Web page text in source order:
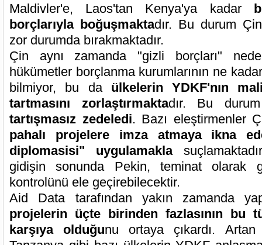
Maldivler'e, Laos'tan Kenya'ya kadar
borçlarıyla boğuşmaktadır. Bu durum
zor durumda bırakmaktadır.
Çin aynı zamanda "gizli borçları"
hükümetler borçlanma kurumlarının ne
bilmiyor, bu da ülkelerin YDKF'nın
tartmasını zorlaştırmaktadır. Bu
tartışmasız zedeledi. Bazı eleştirmenler
pahalı projelere imza atmaya ikna
diplomasisi" uygulamakla
gidişin sonunda Pekin, teminat olarak
kontrolünü ele geçirebilecektir.
Aid Data tarafından yakın zamanda
projelerin üçte birinden fazlasının bu
karşıya olduğunu ortaya çıkardı.